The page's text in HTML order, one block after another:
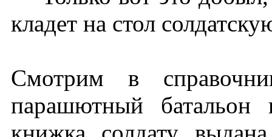
кладет на стол
Смотрим в
парашютный